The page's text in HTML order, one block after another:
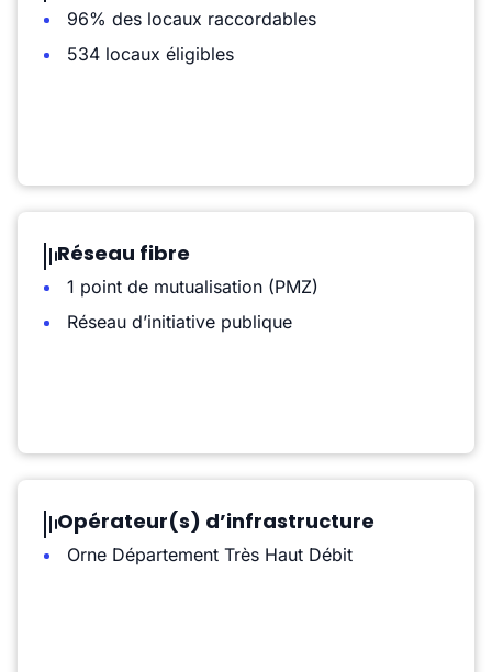
96% des locaux raccordables
534 locaux éligibles
Réseau fibre
1 point de mutualisation (PMZ)
Réseau d’initiative publique
Opérateur(s) d’infrastructure
Orne Département Très Haut Débit